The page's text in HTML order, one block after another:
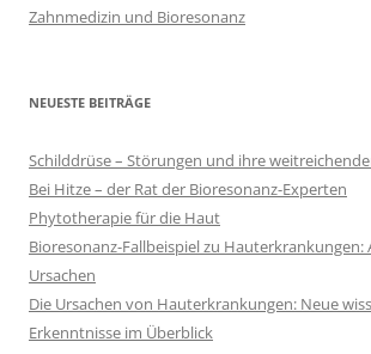
Zahnmedizin und Bioresonanz
NEUESTE BEITRÄGE
Schilddrüse – Störungen und ihre
Bei Hitze – der Rat der Bioresonanz-Experten
Phytotherapie für die Haut
Bioresonanz-Fallbeispiel zu Hauterkrankungen:
Ursachen
Die Ursachen von Hauterkrankungen: Neue
Erkenntnisse im Überblick